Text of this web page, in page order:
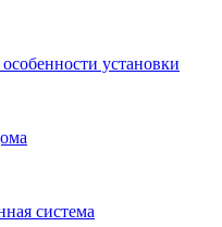
установки
система